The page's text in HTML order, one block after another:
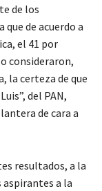
de los
de acuerdo a
el 41 por
consideraron,
la certeza de que
del PAN,
de cara a
resultados, a la
a la